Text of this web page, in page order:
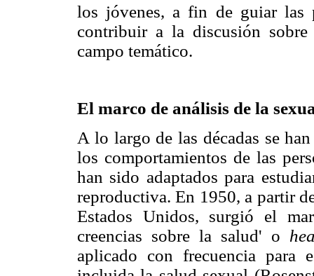
los jóvenes, a fin de guiar las
contribuir a la discusión sobre
campo temático.
El marco de análisis de la
A lo largo de las décadas se
los comportamientos de las
han sido adaptados para
reproductiva. En 1950, a partir
Estados Unidos, surgió el
creencias sobre la salud' o
aplicado con frecuencia para